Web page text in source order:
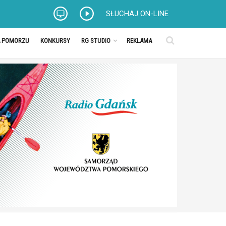
SŁUCHAJ ON-LINE
KONKURSY RG STUDIO REKLAMA